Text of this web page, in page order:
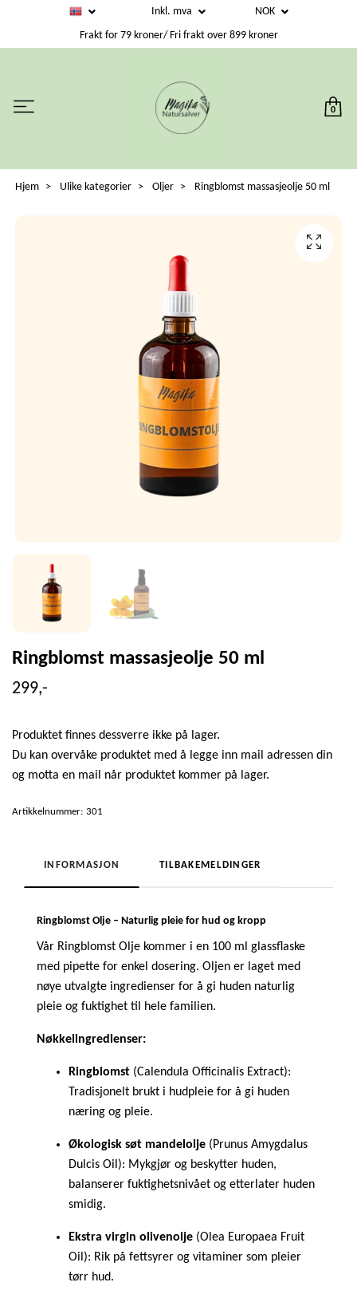
Inkl. mva
NOK
Frakt for 79 kroner/ Fri frakt over 899 kroner
0
Hjem Ulike kategorier Oljer Ringblomst massasjeolje 50 ml
Ringblomst massasjeolje 50 ml
299,-
Produktet finnes dessverre ikke på lager.
Du kan overvåke produktet med å legge inn mail adressen din
og motta en mail når produktet kommer på lager.
Artikkelnummer: 301
INFORMASJON TILBAKEMELDINGER
Ringblomst Olje – Naturlig pleie for hud og kropp
Vår Ringblomst Olje kommer i en 100 ml glassflaske
med pipette for enkel dosering. Oljen er laget med
nøye utvalgte ingredienser for å gi huden naturlig
pleie og fuktighet til hele familien.
Nøkkelingredienser:
Ringblomst (Calendula Officinalis Extract):
Tradisjonelt brukt i hudpleie for å gi huden
næring og pleie.
Økologisk søt mandelolje (Prunus Amygdalus
Dulcis Oil): Mykgjør og beskytter huden,
balanserer fuktighetsnivået og etterlater huden
smidig.
Ekstra virgin olivenolje (Olea Europaea Fruit
Oil): Rik på fettsyrer og vitaminer som pleier
tørr hud.